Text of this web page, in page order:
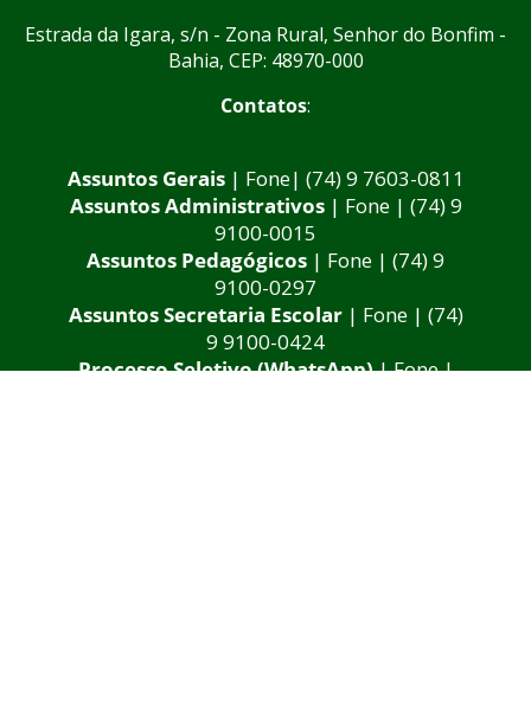
Estrada da Igara, s/n - Zona Rural, Senhor do Bonfim -
Bahia, CEP: 48970-000
Contatos:
Assuntos Gerais | Fone| (74) 9 7603-0811
Assuntos Administrativos | Fone | (74) 9
9100-0015
Assuntos Pedagógicos | Fone | (74) 9
9100-0297
Assuntos Secretaria Escolar| Fone | (74)
9 9100-0424
Processo Seletivo (WhatsApp)| Fone |